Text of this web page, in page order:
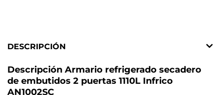
DESCRIPCIÓN
Descripción Armario refrigerado secadero
de embutidos 2 puertas 1110L Infrico
AN1002SC